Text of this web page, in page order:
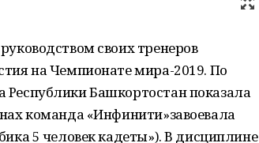
своих тренеров
на Чемпионате мира-2019. По
Республики Башкортостан показала
команда «Инфинити»завоевала
5 человек кадеты»). В дисциплине